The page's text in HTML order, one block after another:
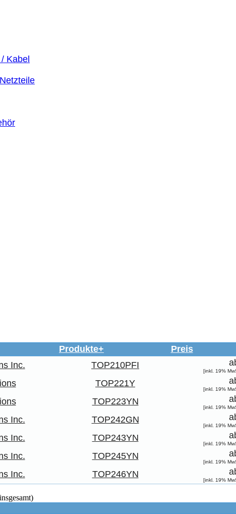
Kabel
Produkte+ Preis
Inc.
TOP210PFI
[inkl. 19%
TOP221Y
[inkl. 19%
TOP223YN
[inkl. 19%
Inc.
TOP242GN
[inkl. 19%
Inc.
TOP243YN
[inkl. 19%
Inc.
TOP245YN
[inkl. 19%
Inc.
TOP246YN
[inkl. 19%
insgesamt)